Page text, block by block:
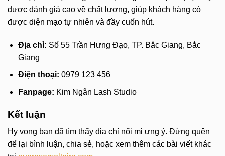
được đánh giá cao về chất lượng, giúp khách hàng có
được diện mạo tự nhiên và đầy cuốn hút.
Địa chỉ: Số 55 Trần Hưng Đạo, TP. Bắc Giang, Bắc
Giang
Điện thoại: 0979 123 456
Fanpage: Kim Ngân Lash Studio
Kết luận
Hy vọng bạn đã tìm thấy địa chỉ nối mi ưng ý. Đừng quên
để lại bình luận, chia sẻ, hoặc xem thêm các bài viết khác